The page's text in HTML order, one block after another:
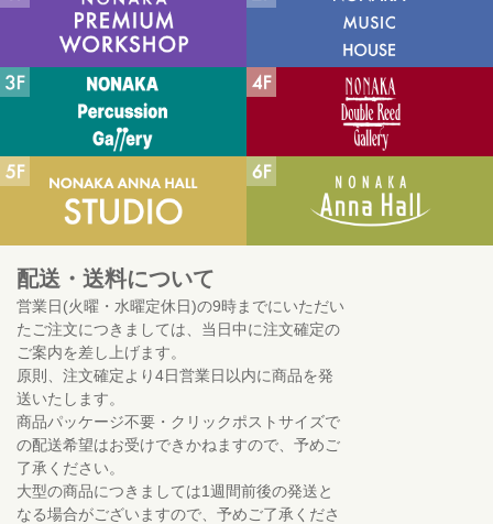
配送・送料について
営業日(火曜・水曜定休日)の9時までにいただい
たご注文につきましては、当日中に注文確定の
ご案内を差し上げます。
原則、注文確定より4日営業日以内に商品を発
送いたします。
商品パッケージ不要・クリックポストサイズで
の配送希望はお受けできかねますので、予めご
了承ください。
大型の商品につきましては1週間前後の発送と
なる場合がございますので、予めご了承くださ